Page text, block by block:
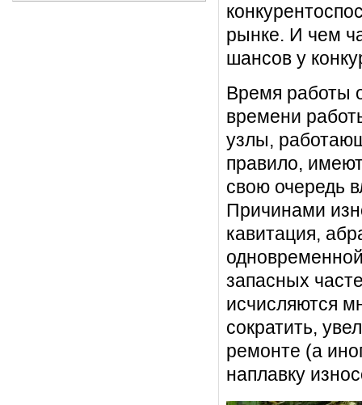
рынке. И чем
шансов у
Время работы
времени
узлы,
правило,
свою очередь
Причинами
кавитация,
запасных
исчисляются
сократить,
ремонте (а
наплавку